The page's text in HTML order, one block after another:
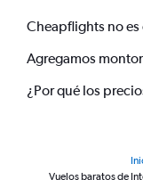
Cheapflights no
Agregamos
¿Por qué los
Vuelos baratos de